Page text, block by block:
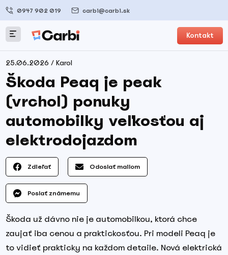
0947 902 019 carbi@carbi.sk
Kontakt
25.06.2026 / Karol
Škoda Peaq je peak
(vrchol) ponuky
automobilky veľkosťou aj
elektrodojazdom
Zdieľať Odoslať mailom
Poslať známemu
Škoda už dávno nie je automobilkou, ktorá chce
zaujať iba cenou a praktickosťou. Pri modeli Peaq je
to vidieť prakticky na každom detaile. Nová elektrická